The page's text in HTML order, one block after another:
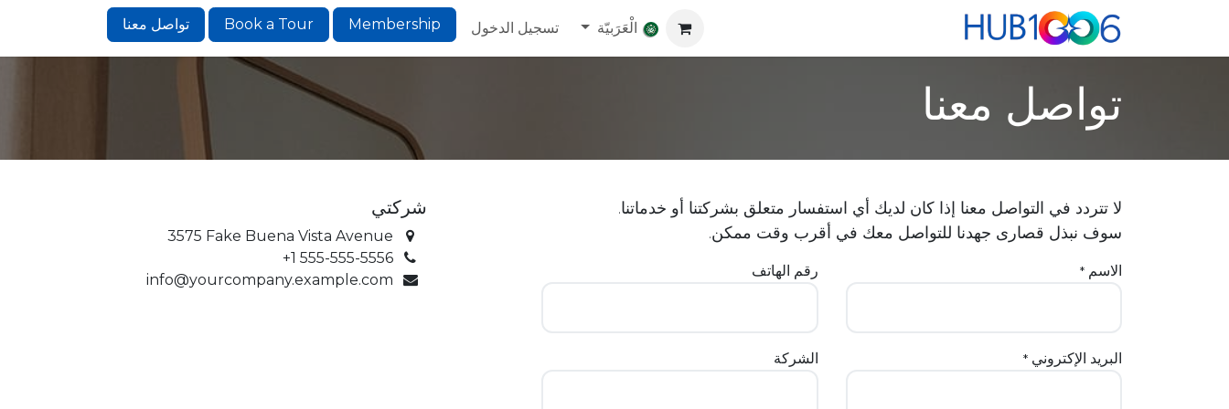
تخطي للذهاب إلى المحتوى
Website
Helpالْعَرَبيّة تسجيل الدخول Membership
Book a Tour تواصل معنا
تواصل معنا
لا تتردد في التواصل معنا إذا كان لديك أي استفسار متعلق بشركتنا أو خدماتنا.
سوف نبذل قصارى جهدنا للتواصل معك في أقرب وقت ممكن.
الاسم * رقم الهاتف
البريد الإكتروني * الشركة
شركتي
3575 Fake Buena Vista Avenue
+1 555-555-5556
info@yourcompany.example.com